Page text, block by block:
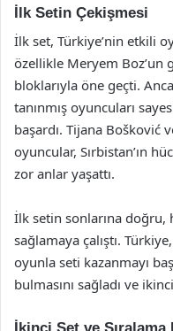
İlk Setin Çekişmesi
İlk set, Türkiye’nin etkili
özellikle Meryem Boz’un
bloklarıyla öne geçti.
tanınmış oyuncuları
başardı. Tijana Bošković
oyuncular, Sırbistan’ın
zor anlar yaşattı.
İlk setin sonlarına
sağlamaya çalıştı.
oyunla seti kazanmayı
bulmasını sağladı ve